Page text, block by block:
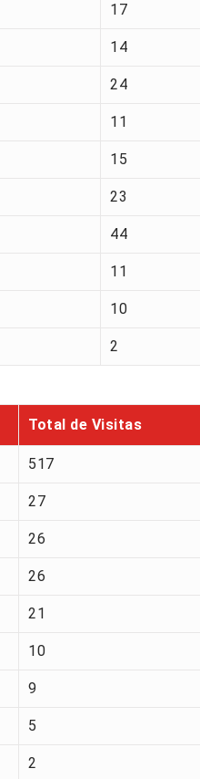
17
14
24
11
15
23
44
11
10
2
Total de Visitas
517
27
26
26
21
10
9
5
2